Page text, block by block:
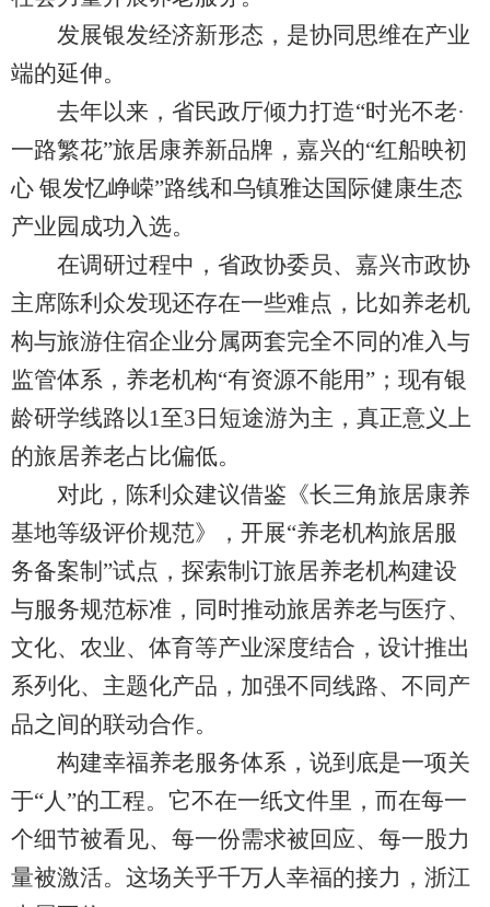
发展银发经济新形态，是协同思维在产业
端的延伸。
去年以来，省民政厅倾力打造“时光不老·
一路繁花”旅居康养新品牌，嘉兴的“红船映初
心 银发忆峥嵘”路线和乌镇雅达国际健康生态
产业园成功入选。
在调研过程中，省政协委员、嘉兴市政协
主席陈利众发现还存在一些难点，比如养老机
构与旅游住宿企业分属两套完全不同的准入与
监管体系，养老机构“有资源不能用”；现有银
龄研学线路以1至3日短途游为主，真正意义上
的旅居养老占比偏低。
对此，陈利众建议借鉴《长三角旅居康养
基地等级评价规范》，开展“养老机构旅居服
务备案制”试点，探索制订旅居养老机构建设
与服务规范标准，同时推动旅居养老与医疗、
文化、农业、体育等产业深度结合，设计推出
系列化、主题化产品，加强不同线路、不同产
品之间的联动合作。
构建幸福养老服务体系，说到底是一项关
于“人”的工程。它不在一纸文件里，而在每一
个细节被看见、每一份需求被回应、每一股力
量被激活。这场关乎千万人幸福的接力，浙江